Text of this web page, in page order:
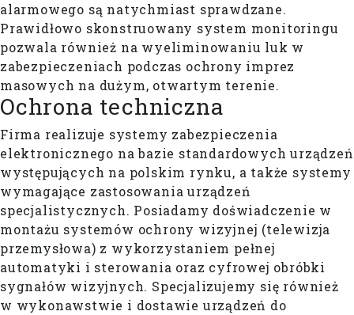
alarmowego są natychmiast sprawdzane.
Prawidłowo skonstruowany system monitoringu
pozwala również na wyeliminowaniu luk w
zabezpieczeniach podczas ochrony imprez
masowych na dużym, otwartym terenie.
Ochrona techniczna
Firma realizuje systemy zabezpieczenia
elektronicznego na bazie standardowych urządzeń
występujących na polskim rynku, a także systemy
wymagające zastosowania urządzeń
specjalistycznych. Posiadamy doświadczenie w
montażu systemów ochrony wizyjnej (telewizja
przemysłowa) z wykorzystaniem pełnej
automatyki i sterowania oraz cyfrowej obróbki
sygnałów wizyjnych. Specjalizujemy się również
w wykonawstwie i dostawie urządzeń do